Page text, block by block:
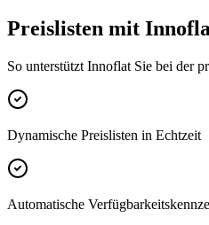
Preislisten mit
So unterstützt Innoflat Sie bei der
Dynamische Preislisten in Echtzeit
Automatische